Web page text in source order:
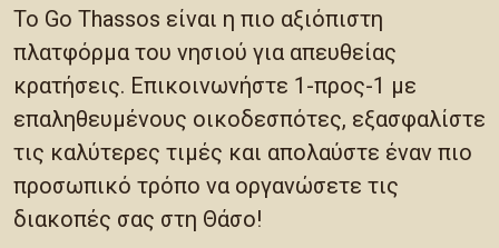
Το Go Thassos είναι η πιο αξιόπιστη
πλατφόρμα του νησιού για απευθείας
κρατήσεις. Επικοινωνήστε 1-προς-1 με
επαληθευμένους οικοδεσπότες, εξασφαλίστε
τις καλύτερες τιμές και απολαύστε έναν πιο
προσωπικό τρόπο να οργανώσετε τις
διακοπές σας στη Θάσο!